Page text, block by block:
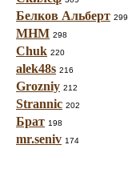
Белков Альберт 299
МНМ 298
Chuk 220
alek48s 216
Grozniy 212
Strannic 202
Брат 198
mr.seniv 174